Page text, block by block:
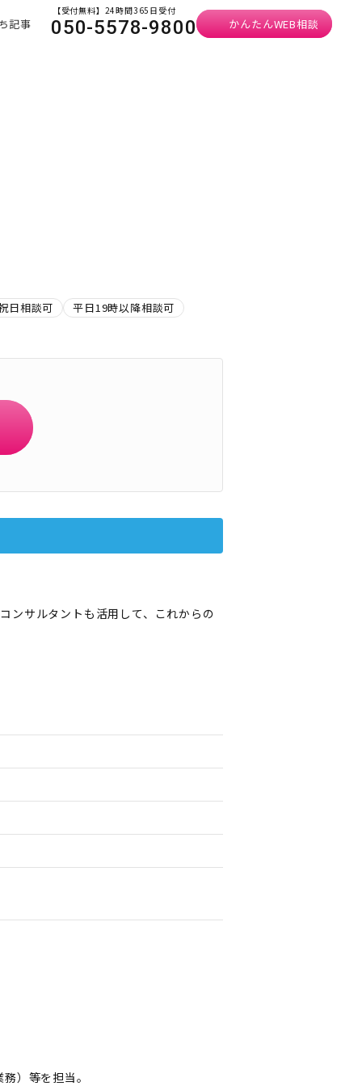
記事
【受付無料】24時間365日受付
050-5578-9800 かんたんWEB相談
日相談可 平日19時以降相談可
ンサルタントも活用して、これからの
）等を担当。